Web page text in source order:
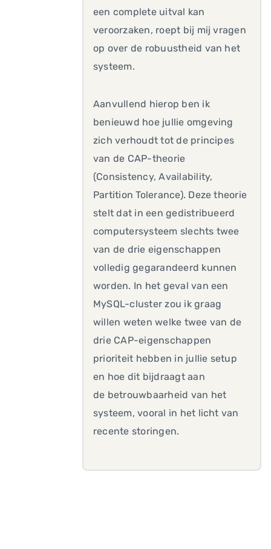
een complete uitval kan
veroorzaken, roept bij mij vragen
op over de robuustheid van het
systeem.
Aanvullend hierop ben ik
benieuwd hoe jullie omgeving
zich verhoudt tot de principes
van de CAP-theorie
(Consistency, Availability,
Partition Tolerance). Deze theorie
stelt dat in een gedistribueerd
computersysteem slechts twee
van de drie eigenschappen
volledig gegarandeerd kunnen
worden. In het geval van een
MySQL-cluster zou ik graag
willen weten welke twee van de
drie CAP-eigenschappen
prioriteit hebben in jullie setup
en hoe dit bijdraagt aan
de betrouwbaarheid van het
systeem, vooral in het licht van
recente storingen.